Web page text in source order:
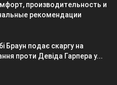
производительность и
рекомендации
Браун подає скаргу на
проти Девіда Гарпера у...